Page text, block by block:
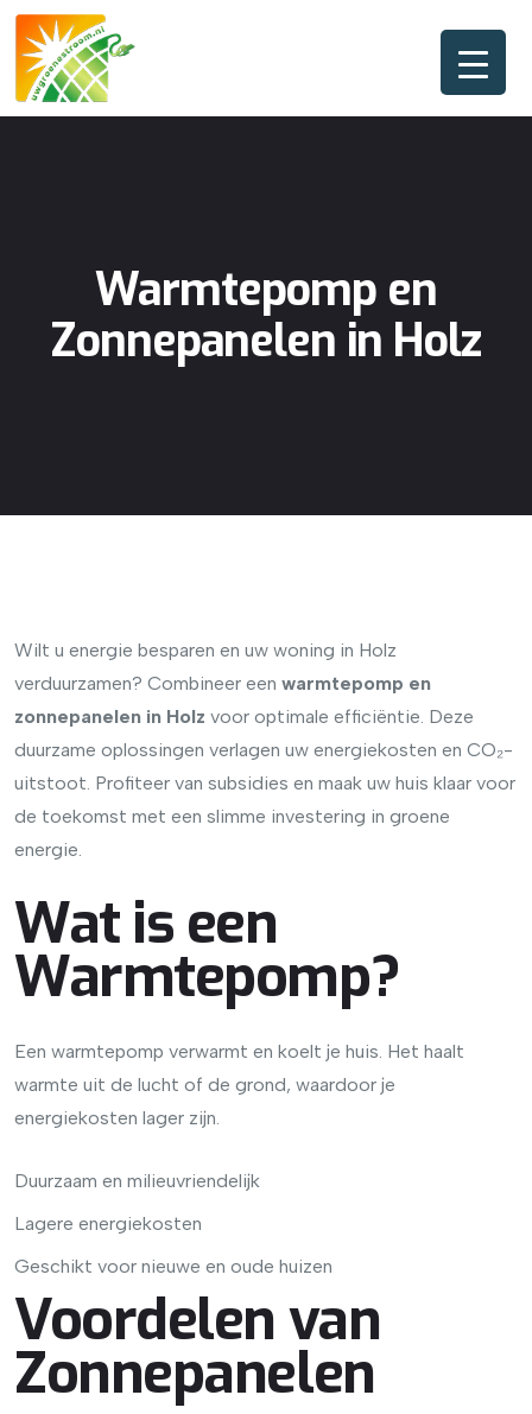
Warmtepomp en
Zonnepanelen in Holz
Wilt u energie besparen en uw woning in Holz
verduurzamen? Combineer een warmtepomp en
zonnepanelen in Holz voor optimale efficiëntie. Deze
duurzame oplossingen verlagen uw energiekosten en CO₂-
uitstoot. Profiteer van subsidies en maak uw huis klaar voor
de toekomst met een slimme investering in groene
energie.
Wat is een
Warmtepomp?
Een warmtepomp verwarmt en koelt je huis. Het haalt
warmte uit de lucht of de grond, waardoor je
energiekosten lager zijn.
Duurzaam en milieuvriendelijk
Lagere energiekosten
Geschikt voor nieuwe en oude huizen
Voordelen van
Zonnepanelen